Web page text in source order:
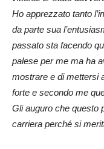
Ho apprezzato tanto
da parte sua
passato sta facendo
palese per me ma ha
mostrare e di mettersi
forte e secondo me
Gli auguro che questo
carriera perché si